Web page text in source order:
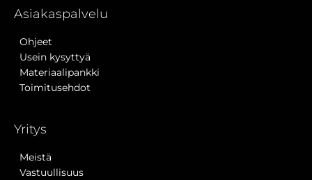
Asiakaspalvelu
Ohjeet
Usein kysyttyä
Materiaalipankki
Toimitusehdot
Yritys
Meistä
Vastuullisuus